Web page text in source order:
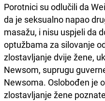
Porotnici su odlučili da
da je seksualno napao
masažu, i nisu uspjeli da
optužbama za silovanje
zlostavljanje dvije žene,
Newsom, suprugu
Newsoma. Oslobođen je
zlostavljanje žene